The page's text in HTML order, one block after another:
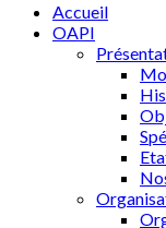
Accueil
OAPI